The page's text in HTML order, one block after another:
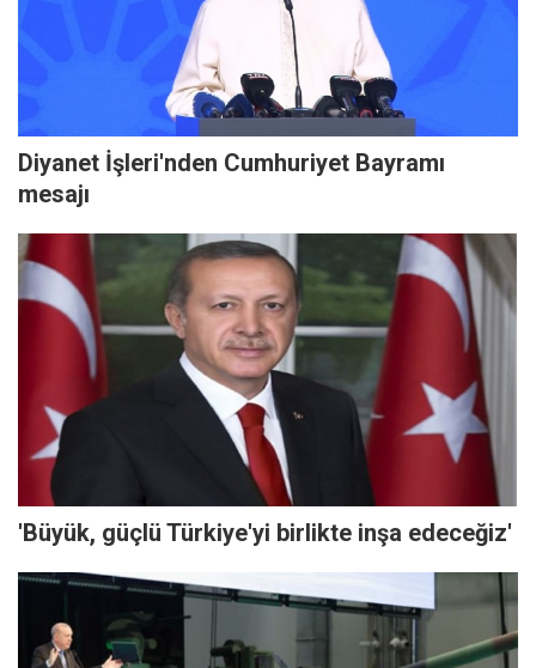
Diyanet İşleri'nden Cumhuriyet Bayramı
mesajı
'Büyük, güçlü Türkiye'yi birlikte inşa edeceğiz'